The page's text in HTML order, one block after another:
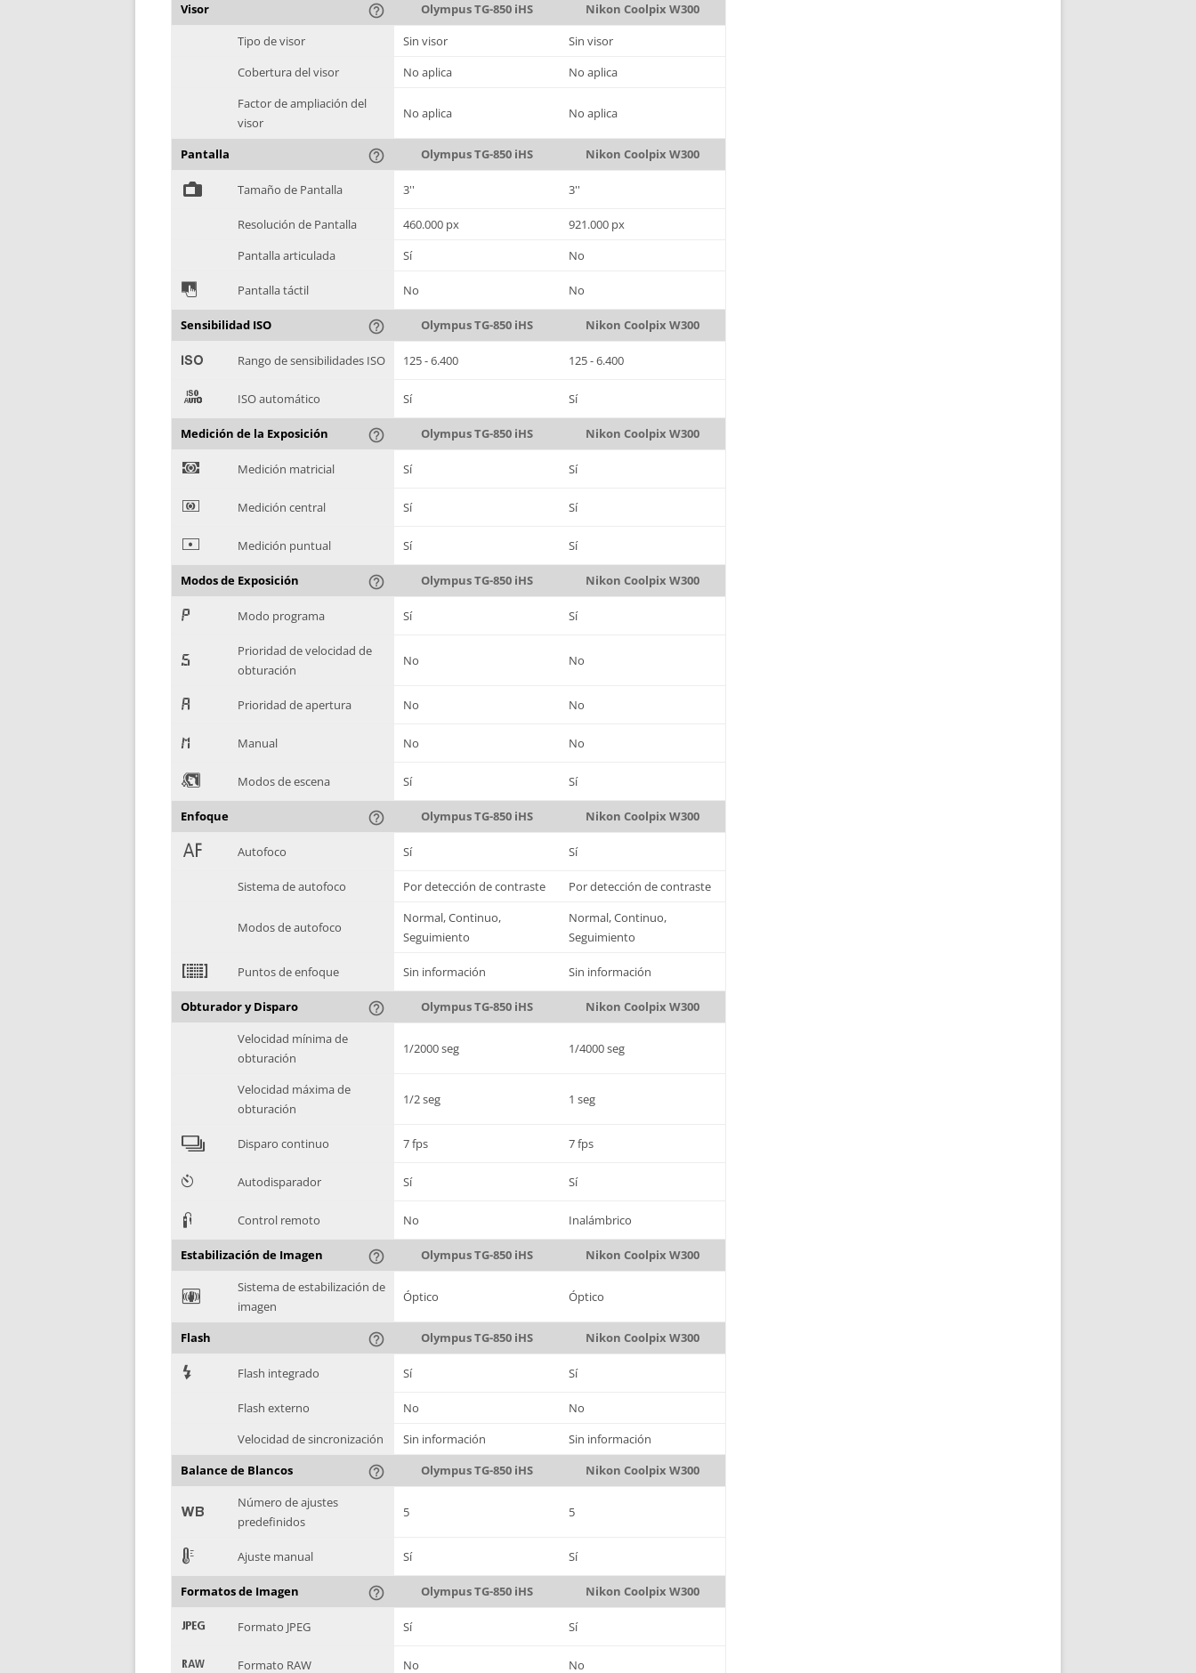
Visor
help_outline Olympus TG-850 iHS
Nikon Coolpix W300
Tipo de visor
Sin visor
Sin visor
Cobertura del visor
No aplica
No aplica
Factor de ampliación del
visor
No aplica No aplica
Pantalla help_outline Olympus TG-850 iHS Nikon Coolpix W300
% Tamaño de Pantalla 3'' 3''
Resolución de Pantalla 460.000 px
921.000 px
Pantalla articulada
Sí No
& Pantalla táctil No No
Sensibilidad ISO help_outline Olympus TG-850 iHS Nikon Coolpix W300
' Rango de sensibilidades ISO 125 - 6.400 125 - 6.400
( ISO automático Sí Sí
Medición de la Exposición help_outline Olympus TG-850 iHS Nikon Coolpix W300
) Medición matricial Sí Sí
* Medición central Sí Sí
+ Medición puntual Sí Sí
Modos de Exposición help_outline Olympus TG-850 iHS Nikon Coolpix W300
, Modo programa Sí Sí
-
Prioridad de velocidad de
obturación
No No
. Prioridad de apertura No No
/ Manual No No
0 Modos de escena Sí Sí
Enfoque help_outline Olympus TG-850 iHS Nikon Coolpix W300
1 Autofoco Sí Sí
Sistema de autofoco Por detección de contraste Por detección de contraste
Modos de autofoco
Normal, Continuo,
Seguimiento
Normal, Continuo,
Seguimiento
2 Puntos de enfoque Sin información Sin información
Obturador y Disparo help_outline Olympus TG-850 iHS
Nikon Coolpix W300
Velocidad mínima de
obturación
1/2000 seg 1/4000 seg
Velocidad máxima de
obturación
1/2 seg 1 seg
4 Disparo continuo 7 fps 7 fps
6 Autodisparador Sí Sí
3 Control remoto No Inalámbrico
Estabilización de Imagen help_outline Olympus TG-850 iHS Nikon Coolpix W300
F
Sistema de estabilización de
imagen
Óptico Óptico
Flash help_outline Olympus TG-850 iHS Nikon Coolpix W300
7 Flash integrado Sí Sí
Flash externo No
No
Velocidad de sincronización
Sin información
Sin información
Balance de Blancos
help_outline Olympus TG-850 iHS Nikon Coolpix W300
9
Número de ajustes
predefinidos
5 5
E Ajuste manual Sí Sí
Formatos de Imagen help_outline Olympus TG-850 iHS Nikon Coolpix W300
: Formato JPEG Sí Sí
; Formato RAW No No